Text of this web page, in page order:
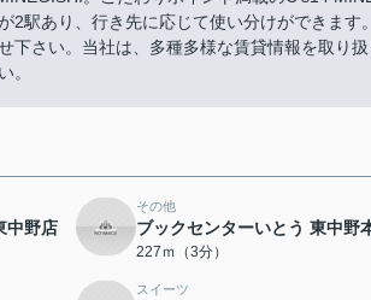
2駅あり、行き先に応じて使い分けができま
下さい。当社は、多種多様な賃貸情報を取り
。
中野店
その他
ブックセンターいとう 東中野
227ｍ（3分）
スイーツ